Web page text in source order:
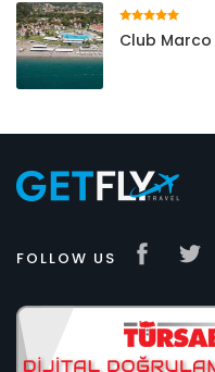
Club Marco
FOLLOW US